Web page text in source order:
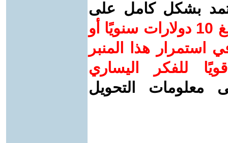
بشكل كامل على
ساهم/ي معنا! بدعمكم بمبلغ 10 دولارات سنويًا أو
استمرار هذا المنبر
للفكر اليساري
معلومات التحويل